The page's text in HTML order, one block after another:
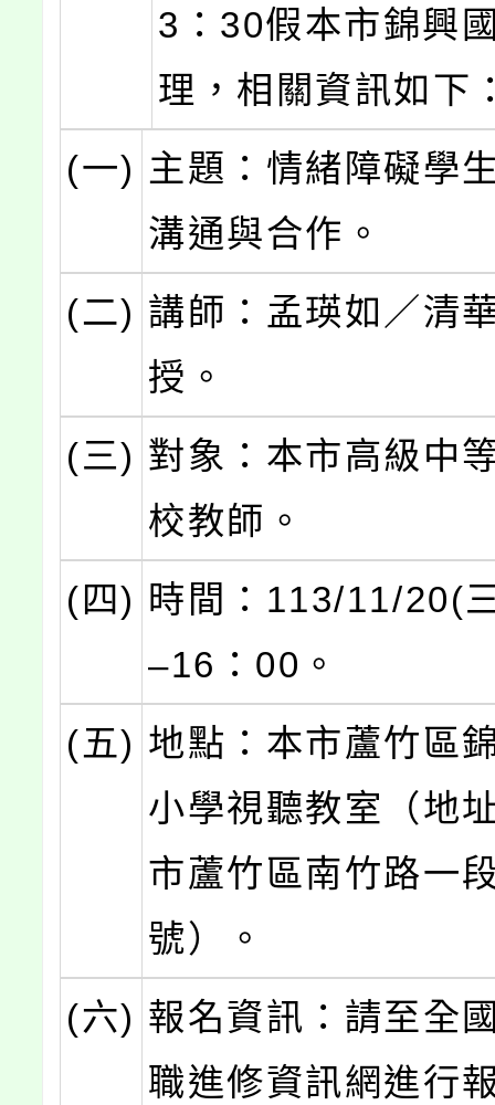
3：30假本市錦興
理，相關資訊如下
(一) 主題：情緒障礙學
溝通與合作。
(二) 講師：孟瑛如／清
授。
(三) 對象：本市高級中
校教師。
(四) 時間：113/11/20(
–16：00。
(五) 地點：本市蘆竹區
小學視聽教室（地
市蘆竹區南竹路一
號）。
(六) 報名資訊：請至全
職進修資訊網進行